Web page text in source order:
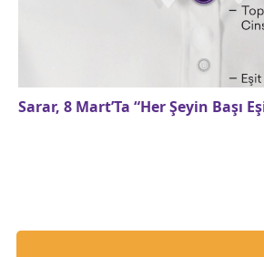
Sarar, 8 Mart’Ta “Her Şeyin Başı